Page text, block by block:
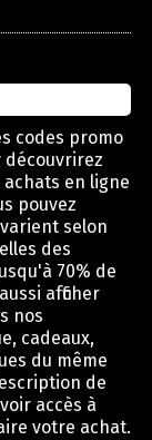
codes promo
découvrirez
en ligne
pouvez
selon
des
70% de
afficher
nos
cadeaux,
du même
de
accès à
votre achat.